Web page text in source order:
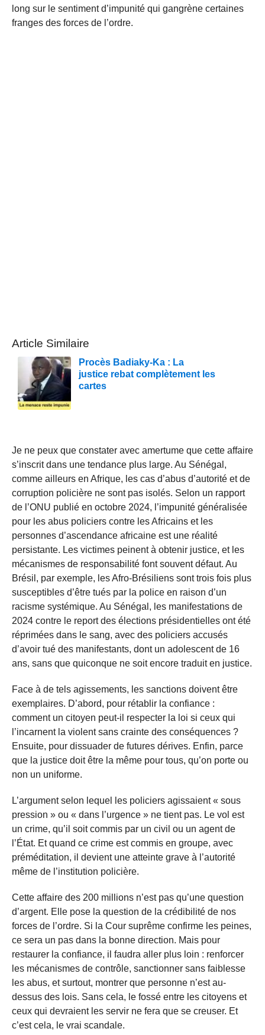
long sur le sentiment d’impunité qui gangrène certaines
franges des forces de l’ordre.
Article Similaire
Procès Badiaky-Ka : La
justice rebat complètement les
cartes
Je ne peux que constater avec amertume que cette affaire
s’inscrit dans une tendance plus large. Au Sénégal,
comme ailleurs en Afrique, les cas d’abus d’autorité et de
corruption policière ne sont pas isolés. Selon un rapport
de l’ONU publié en octobre 2024, l’impunité généralisée
pour les abus policiers contre les Africains et les
personnes d’ascendance africaine est une réalité
persistante. Les victimes peinent à obtenir justice, et les
mécanismes de responsabilité font souvent défaut. Au
Brésil, par exemple, les Afro-Brésiliens sont trois fois plus
susceptibles d’être tués par la police en raison d’un
racisme systémique. Au Sénégal, les manifestations de
2024 contre le report des élections présidentielles ont été
réprimées dans le sang, avec des policiers accusés
d’avoir tué des manifestants, dont un adolescent de 16
ans, sans que quiconque ne soit encore traduit en justice.
Face à de tels agissements, les sanctions doivent être
exemplaires. D’abord, pour rétablir la confiance :
comment un citoyen peut-il respecter la loi si ceux qui
l’incarnent la violent sans crainte des conséquences ?
Ensuite, pour dissuader de futures dérives. Enfin, parce
que la justice doit être la même pour tous, qu’on porte ou
non un uniforme.
L’argument selon lequel les policiers agissaient « sous
pression » ou « dans l’urgence » ne tient pas. Le vol est
un crime, qu’il soit commis par un civil ou un agent de
l’État. Et quand ce crime est commis en groupe, avec
préméditation, il devient une atteinte grave à l’autorité
même de l’institution policière.
Cette affaire des 200 millions n’est pas qu’une question
d’argent. Elle pose la question de la crédibilité de nos
forces de l’ordre. Si la Cour suprême confirme les peines,
ce sera un pas dans la bonne direction. Mais pour
restaurer la confiance, il faudra aller plus loin : renforcer
les mécanismes de contrôle, sanctionner sans faiblesse
les abus, et surtout, montrer que personne n’est au-
dessus des lois. Sans cela, le fossé entre les citoyens et
ceux qui devraient les servir ne fera que se creuser. Et
c’est cela, le vrai scandale.